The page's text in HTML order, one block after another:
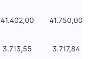
41.402,00 41.750,00
3.713,55 3.717,84